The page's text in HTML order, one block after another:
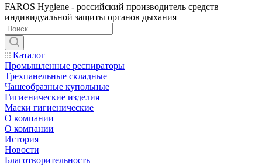
FAROS Hygiene - российский производитель средств
индивидуальной защиты органов дыхания
Каталог
Промышленные респираторы
Трехпанельные складные
Чашеобразные купольные
Гигиенические изделия
Маски гигиенические
О компании
О компании
История
Новости
Благотворительность